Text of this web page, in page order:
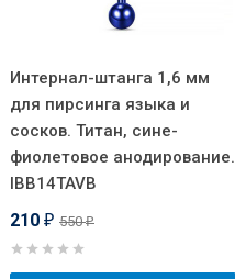
Интернал-штанга 1,6 мм
для пирсинга языка и
сосков. Титан, сине-
фиолетовое анодирование.
IBB14TAVB
210 ₽ 550₽